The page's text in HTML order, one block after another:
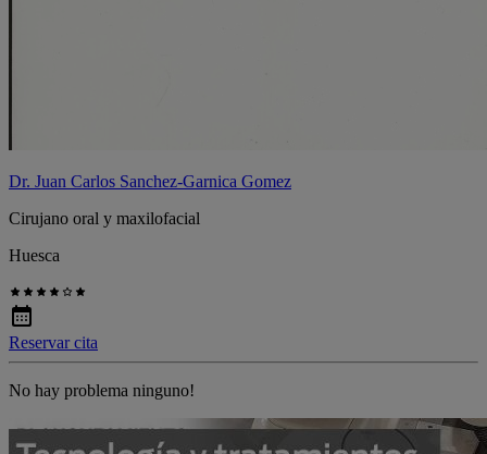
Dr. Juan Carlos Sanchez-Garnica Gomez
Cirujano oral y maxilofacial
Huesca
Reservar cita
No hay problema ninguno!